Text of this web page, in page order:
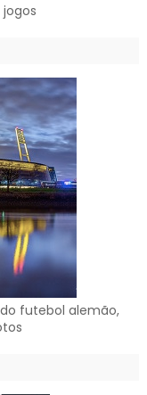
futebol alemão,